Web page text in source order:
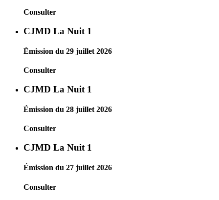
Consulter
CJMD La Nuit 1
Émission du 29 juillet 2026
Consulter
CJMD La Nuit 1
Émission du 28 juillet 2026
Consulter
CJMD La Nuit 1
Émission du 27 juillet 2026
Consulter